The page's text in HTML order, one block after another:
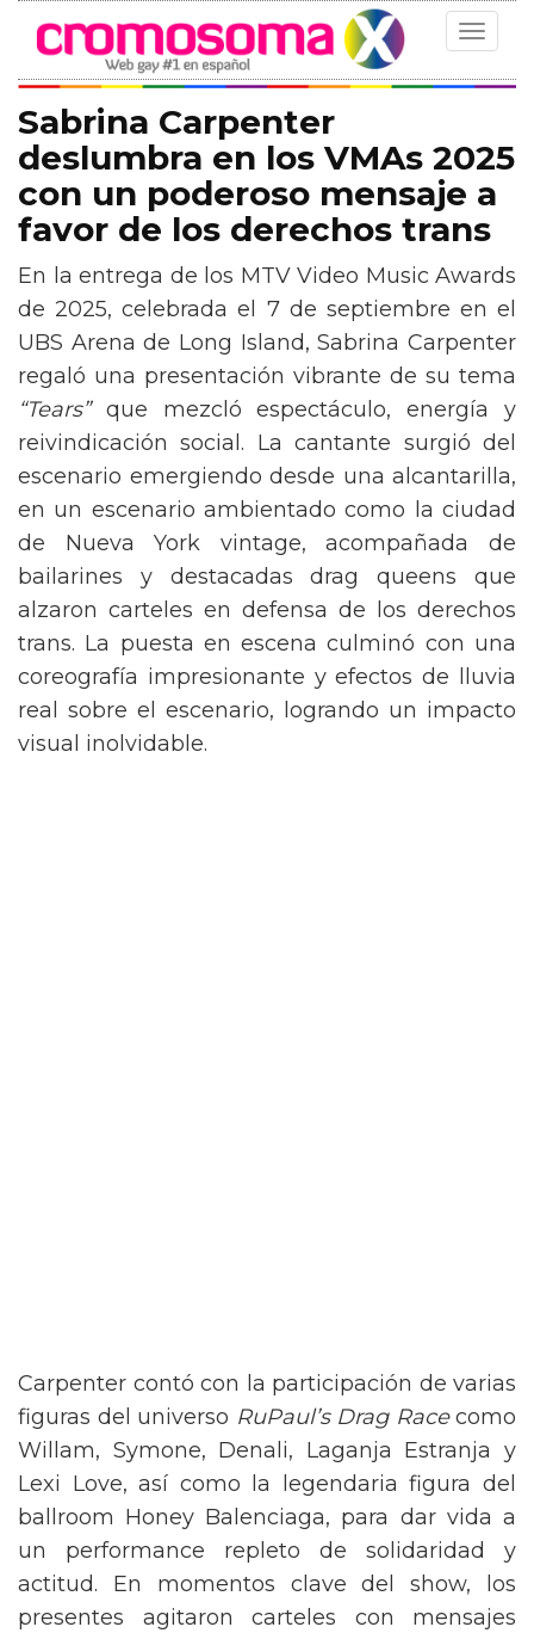
Toggle
Sabrina Carpenter
deslumbra en los VMAs 2025
con un poderoso mensaje a
favor de los derechos trans
En la entrega de los MTV Video Music Awards
de 2025, celebrada el 7 de septiembre en el
UBS Arena de Long Island, Sabrina Carpenter
regaló una presentación vibrante de su tema
“Tears”que mezcló espectáculo, energía y
reivindicación social. La cantante surgió del
escenario emergiendo desde una alcantarilla,
en un escenario ambientado como la ciudad
de Nueva York vintage, acompañada de
bailarines y destacadas drag queens que
alzaron carteles en defensa de los derechos
trans. La puesta en escena culminó con una
coreografía impresionante y efectos de lluvia
real sobre el escenario, logrando un impacto
visual inolvidable.
Carpenter contó con la participación de varias
figuras del universo RuPaul’s Drag Racecomo
Willam, Symone, Denali, Laganja Estranja y
Lexi Love, así como la legendaria figura del
ballroom Honey Balenciaga, para dar vida a
un performance repleto de solidaridad y
actitud. En momentos clave del show, los
presentes agitaron carteles con mensajes